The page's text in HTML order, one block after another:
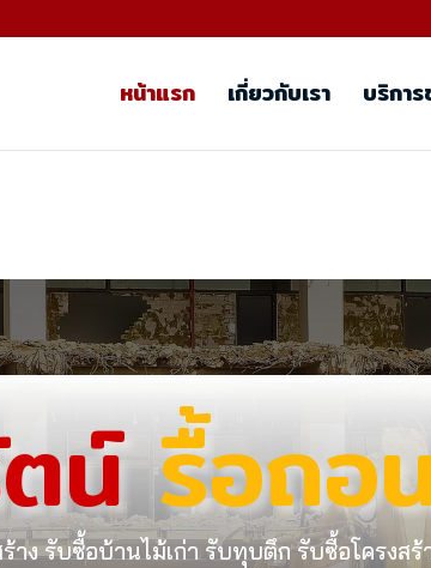
หน้าแรก เกี่ยวกับเรา บริการ
น์รื้อถอ
ง รับซื้อบ้านไม้เก่า รับทุบตึก รับซื้อโครงสร้